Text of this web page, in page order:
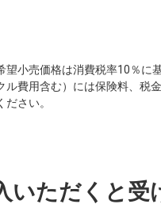
小売価格は消費税率10％に
費用含む）には保険料、税
さい。
いただくと受